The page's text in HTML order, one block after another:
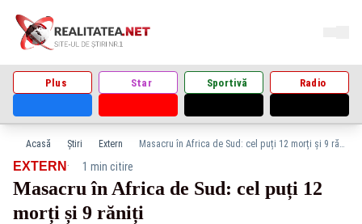
Plus Star Sportivă Radio
Acasă Știri Extern Masacru în Africa de Sud: cel puți 12 morți și 9 răniți
EXTERN · 1 min citire
Masacru în Africa de Sud: cel puți 12
morți și 9 răniți